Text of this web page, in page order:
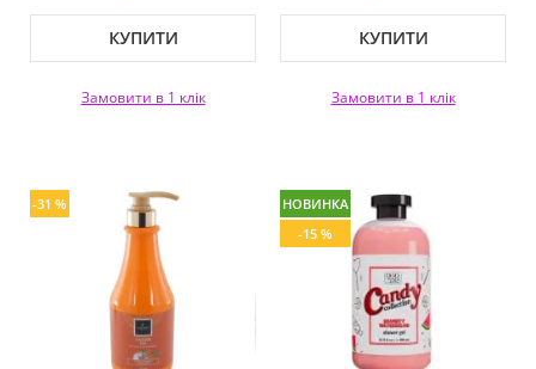
КУПИТИ
Замовити в 1 клік
КУПИТИ
Замовити в 1 клік
-31 %
НОВИНКА
-15 %